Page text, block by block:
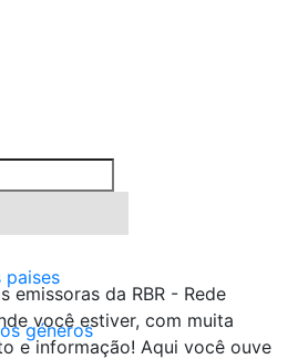
paises
géneros
emissoras da RBR - Rede
você estiver, com muita
e informação! Aqui você ouve